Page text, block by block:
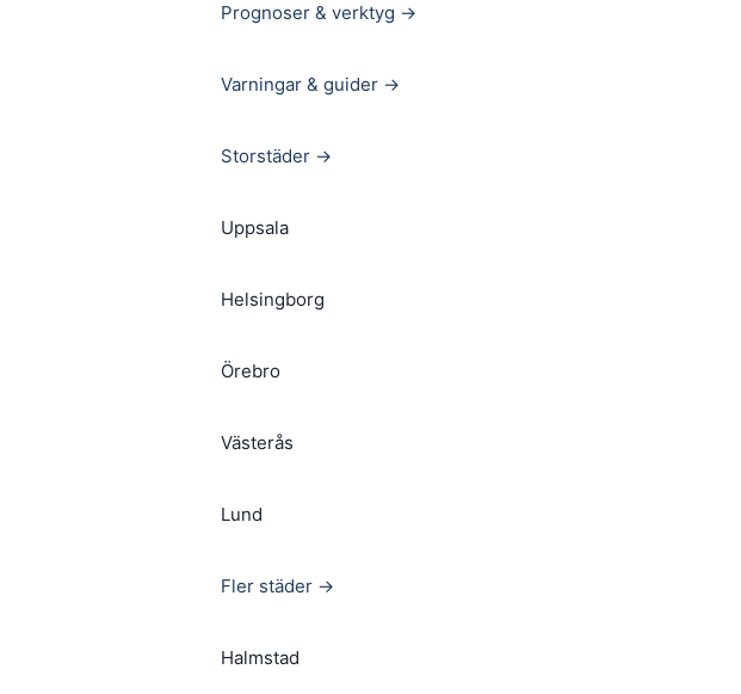
Prognoser & verktyg →
Varningar & guider →
Storstäder →
Uppsala
Helsingborg
Örebro
Västerås
Lund
Fler städer →
Halmstad